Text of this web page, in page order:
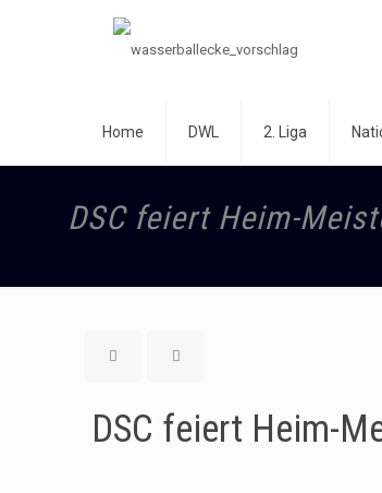
Home DWL 2. Liga
DSC feiert Heim-
DSC feiert Heim-